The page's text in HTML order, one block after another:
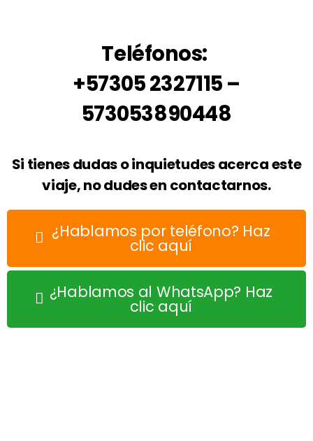
Teléfonos:
+57305 2327115 –
573053890448
Si tienes dudas o inquietudes acerca este
viaje, no dudes en contactarnos.
¿Hablamos por teléfono? Haz
clic aquí
¿Hablamos al WhatsApp? Haz
clic aquí